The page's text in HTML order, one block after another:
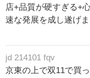
店+品質が硬すぎる+
速な発展を成し遂げ
jd 214101 fqv
京東の上で双11で買